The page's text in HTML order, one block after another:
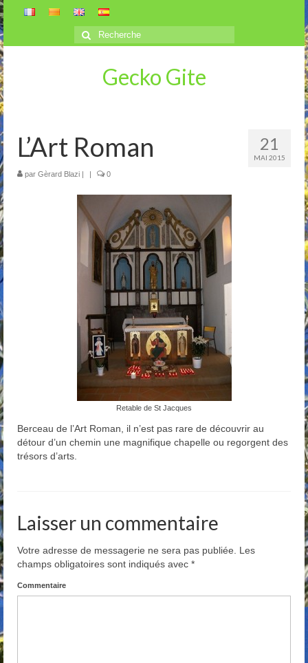
Rechercher
:
Gecko Gite
21
MAI 2015
L’Art Roman
par Gèrard Blazi | | 0
Retable de St Jacques
Berceau de l’Art Roman, il n’est pas rare de découvrir au
détour d’un chemin une magnifique chapelle ou regorgent des
trésors d’arts.
Laisser un commentaire
Votre adresse de messagerie ne sera pas publiée.
Les
champs obligatoires sont indiqués avec *
Commentaire